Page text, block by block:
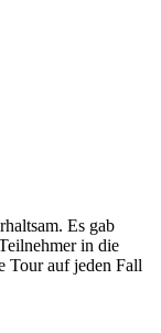
Es gab
in die
Tour auf jeden Fall